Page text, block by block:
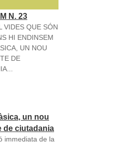
N. 23
VIDES QUE SÓN
HI ENDINSEM
UN NOU
DE
un nou
de ciutadania
immediata de la